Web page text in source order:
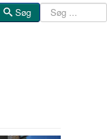
Søg Søg